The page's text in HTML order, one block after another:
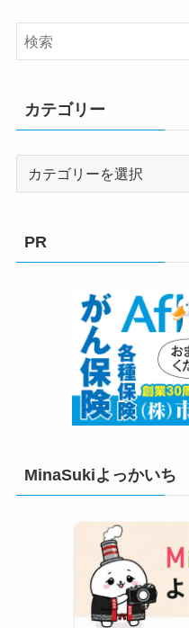
カテゴリー
PR
MinaSukiよっかいち